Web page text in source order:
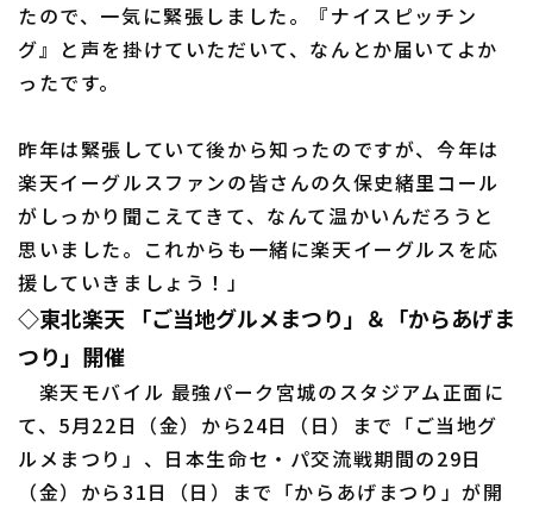
利用規約 プライバシーポリシー
運営会社（別ウィンドウで開く） よくある質問
特定商取引法の表示 アルバイト募集 （別ウィンドウで開く
たので、一気に緊張しました。『ナイスピッチン
グ』と声を掛けていただいて、なんとか届いてよか
ったです。
昨年は緊張していて後から知ったのですが、今年は
楽天イーグルスファンの皆さんの久保史緒里コール
がしっかり聞こえてきて、なんて温かいんだろうと
思いました。これからも一緒に楽天イーグルスを応
援していきましょう！」
◇東北楽天 「ご当地グルメまつり」＆「からあげま
つり」開催
楽天モバイル 最強パーク宮城のスタジアム正面に
て、5月22日（金）から24日（日）まで「ご当地グ
ルメまつり」、日本生命セ・パ交流戦期間の29日
（金）から31日（日）まで「からあげまつり」が開